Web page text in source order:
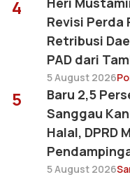
4
Revisi Perda
Retribusi
PAD dari
5 August 2026
5
Baru 2,5
Sanggau
Halal, DPRD
5 August 2026